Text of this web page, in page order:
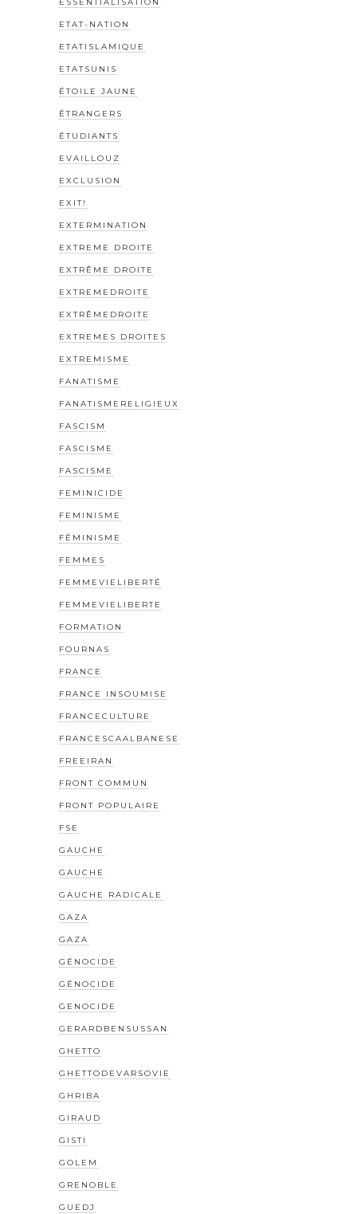
ESSENTIALISATION
ETAT-NATION
ETATISLAMIQUE
ETATSUNIS
ÉTOILE JAUNE
ÉTRANGERS
ÉTUDIANTS
EVAILLOUZ
EXCLUSION
EXIT!
EXTERMINATION
EXTREME DROITE
EXTRÊME DROITE
EXTREMEDROITE
EXTRÊMEDROITE
EXTREMES DROITES
EXTREMISME
FANATISME
FANATISMERELIGIEUX
FASCISM
FASCISME
FASCISME
FEMINICIDE
FEMINISME
FÉMINISME
FEMMES
FEMMEVIELIBERTÉ
FEMMEVIELIBERTE
FORMATION
FOURNAS
FRANCE
FRANCE INSOUMISE
FRANCECULTURE
FRANCESCAALBANESE
FREEIRAN
FRONT COMMUN
FRONT POPULAIRE
FSE
GAUCHE
GAUCHE
GAUCHE RADICALE
GAZA
GAZA
GÉNOCIDE
GÉNOCIDE
GENOCIDE
GERARDBENSUSSAN
GHETTO
GHETTODEVARSOVIE
GHRIBA
GIRAUD
GISTI
GOLEM
GRENOBLE
GUEDJ